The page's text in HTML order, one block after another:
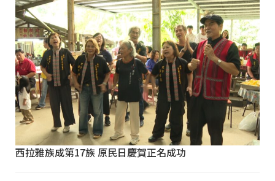
西拉雅族成第17族 原民日慶賀正名成功